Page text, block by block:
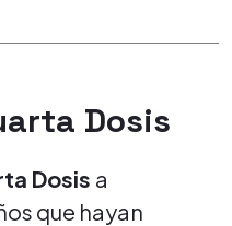
Dosis
Dosis a
que hayan